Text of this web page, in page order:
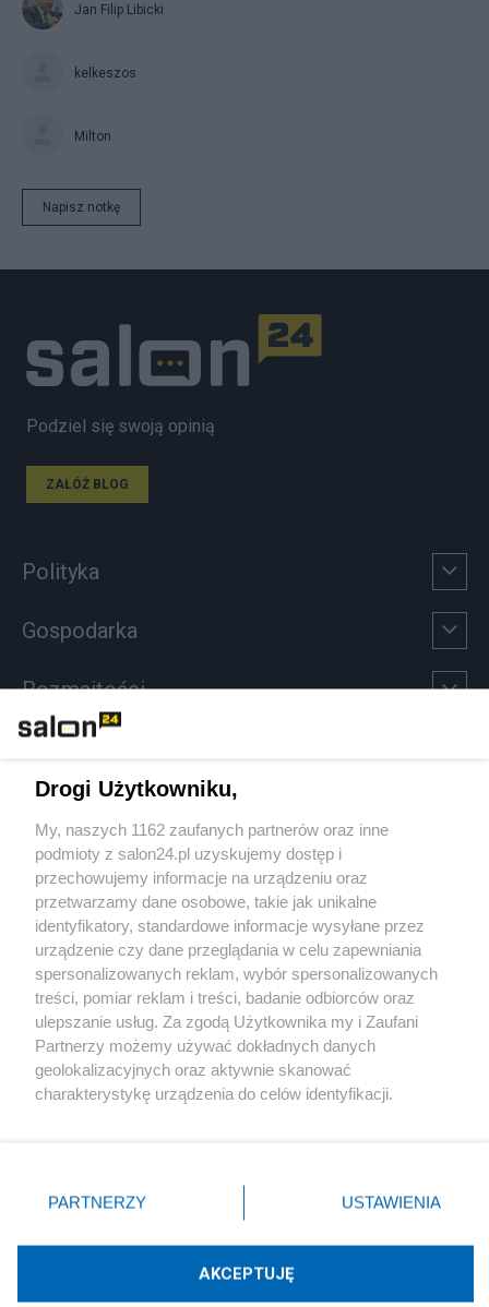
Jan Filip Libicki
kelkeszos
Milton
Napisz notkę
Podziel się swoją opinią
ZAŁÓŻ BLOG
Polityka
Gospodarka
Rozmaitości
Sport
Społeczeństwo
Kultura
X Facebook Instagram Youtube
Technologię dostarcza:W3media.pl
Drogi Użytkowniku,
My, naszych 1162 zaufanych partnerów oraz inne
podmioty z salon24.pl uzyskujemy dostęp i
przechowujemy informacje na urządzeniu oraz
przetwarzamy dane osobowe, takie jak unikalne
identyfikatory, standardowe informacje wysyłane przez
urządzenie czy dane przeglądania w celu zapewniania
spersonalizowanych reklam, wybór spersonalizowanych
treści, pomiar reklam i treści, badanie odbiorców oraz
ulepszanie usług. Za zgodą Użytkownika my i Zaufani
Partnerzy możemy używać dokładnych danych
geolokalizacyjnych oraz aktywnie skanować
charakterystykę urządzenia do celów identyfikacji.
zmienić/wycofać klikając przycisk ustawień prywatności
znajdujący się w lewym dolnym rogu strony
rodzaje przetwarzania danych nie wymagają zgody
użytkownika, ale masz prawo sprzeciwić się takiemu
przetwarzaniu. Preferencje będą miały zastosowania tylko
PARTNERZY USTAWIENIA
AKCEPTUJĘ